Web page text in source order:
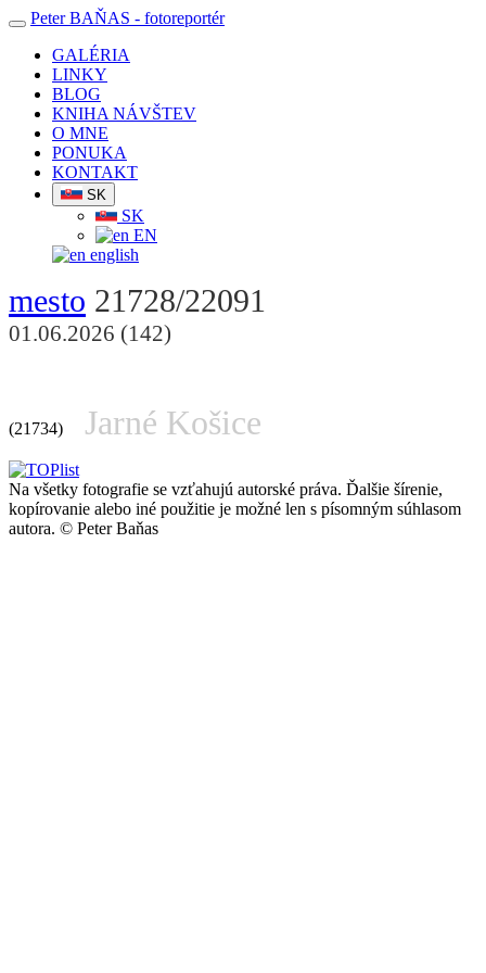
Peter BAŇAS - fotoreportér
GALÉRIA
LINKY
BLOG
KNIHA NÁVŠTEV
O MNE
PONUKA
KONTAKT
SK
SK
EN
english
mesto 21728/22091
01.06.2026 (142)
(21734) Jarné Košice
Na všetky fotografie se vzťahujú autorské práva. Ďalšie šírenie,
kopírovanie alebo iné použitie je možné len s písomným súhlasom
autora. © Peter Baňas